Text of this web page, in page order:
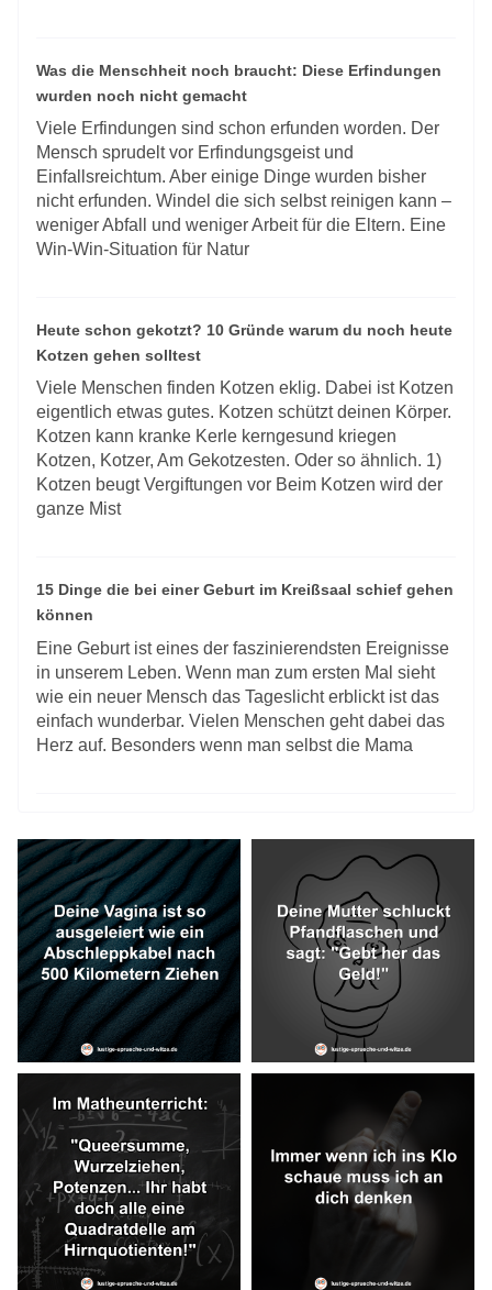
Was die Menschheit noch braucht: Diese Erfindungen
wurden noch nicht gemacht
Viele Erfindungen sind schon erfunden worden. Der
Mensch sprudelt vor Erfindungsgeist und
Einfallsreichtum. Aber einige Dinge wurden bisher
nicht erfunden. Windel die sich selbst reinigen kann –
weniger Abfall und weniger Arbeit für die Eltern. Eine
Win-Win-Situation für Natur
Heute schon gekotzt? 10 Gründe warum du noch heute
Kotzen gehen solltest
Viele Menschen finden Kotzen eklig. Dabei ist Kotzen
eigentlich etwas gutes. Kotzen schützt deinen Körper.
Kotzen kann kranke Kerle kerngesund kriegen
Kotzen, Kotzer, Am Gekotzesten. Oder so ähnlich. 1)
Kotzen beugt Vergiftungen vor Beim Kotzen wird der
ganze Mist
15 Dinge die bei einer Geburt im Kreißsaal schief gehen
können
Eine Geburt ist eines der faszinierendsten Ereignisse
in unserem Leben. Wenn man zum ersten Mal sieht
wie ein neuer Mensch das Tageslicht erblickt ist das
einfach wunderbar. Vielen Menschen geht dabei das
Herz auf. Besonders wenn man selbst die Mama